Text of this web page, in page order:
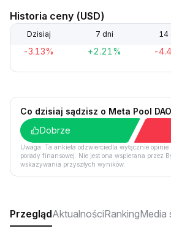
Historia ceny (USD)
Dzisiaj 7 dni 14
-3.13% +2.21% -
Co dzisiaj sądzisz o Meta Pool DAO
Dobrze
Uwaga: Ta ankieta odzwierciedla wyłącznie
porady finansowej. Nie jest ona wspierana przez
wskazywania przyszłych wyników.
PrzeglądAktualnościRankingMedia